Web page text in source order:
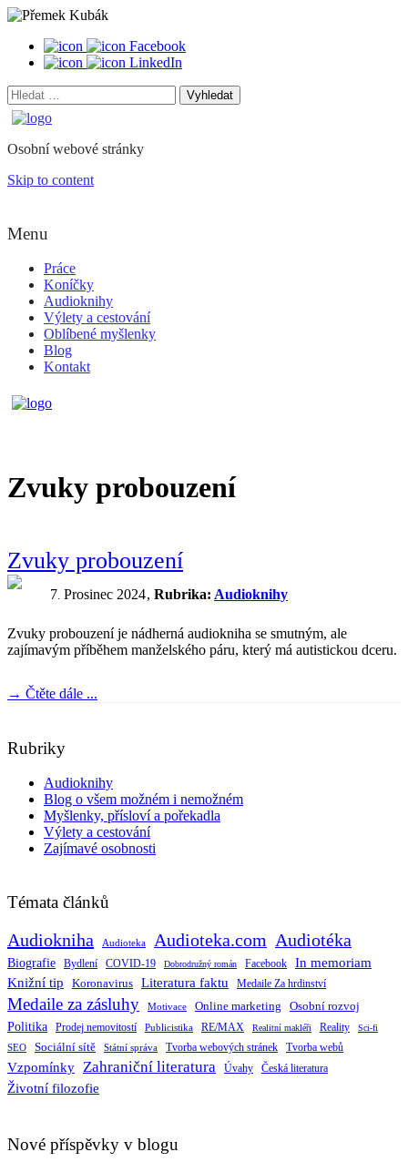
Facebook
LinkedIn
Vyhledat:
Osobní webové stránky
Skip to content
Menu
Práce
Koníčky
Audioknihy
Výlety a cestování
Oblíbené myšlenky
Blog
Kontakt
Zvuky probouzení
Zvuky probouzení
7 Prosinec 2024 Rubrika: Audioknihy
Zvuky probouzení je nádherná audiokniha se smutným, ale
zajímavým příběhem manželského páru, který má autistickou dceru.
→ Čtěte dále ...
Rubriky
Audioknihy
Blog o všem možném i nemožném
Myšlenky, přísloví a pořekadla
Výlety a cestování
Zajímavé osobnosti
Témata článků
Audiokniha Audioteka Audioteka.com Audiotéka
Biografie Bydlení COVID-19 Dobrodružný román Facebook In memoriam
Knižní tip Koronavirus Literatura faktu Medaile Za hrdinství
Medaile za zásluhy Motivace Online marketing Osobní rozvoj
Politika Prodej nemovitostí Publicistika RE/MAX Realitní makléři Reality Sci-fi
SEO Sociální sítě Státní správa Tvorba webových stránek Tvorba webů
Vzpomínky Zahraniční literatura Úvahy Česká literatura
Životní filozofie
Nové příspěvky v blogu